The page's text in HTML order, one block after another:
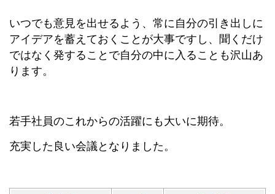
いつでも意見を出せるよう、常に自分の引き出しに
アイデアを蓄えておくことが大事ですし、聞くだけ
ではなく発することで自分の中に入ることも沢山あ
ります。
若手社員のこれからの活躍にも大いに期待。
充実した良い会議となりました。